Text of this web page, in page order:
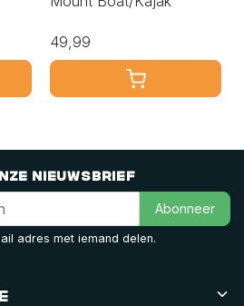
49,99
nieuwsbrief
Abonneer
adres met iemand delen.